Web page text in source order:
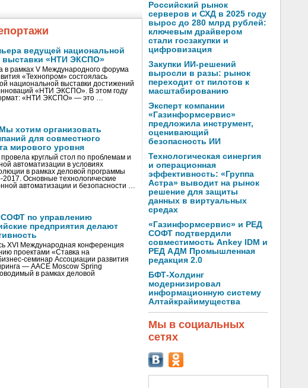
ведущей национальной
выставки «НТИ ЭКСПО»
в рамках V Международного форума
«Технопром» состоялась
национальной выставки достижений
«НТИ ЭКСПО». В этом году
«НТИ ЭКСПО» — это …
хотим организовать
для совместного
мирового уровня
круглый стол по проблемам и
автоматизации в условиях
в рамках деловой программы
Основные технологические
автоматизации и безопасности …
по управлению
предприятия делают
XVI Международная конференция
проектами «Ставка на
семинар Ассоциации развития
— AACE Moscow Spring
в рамках деловой
Российский рынок
серверов и СХД в 2025 году
вырос до 280 млрд рублей:
ключевым драйвером
стали госзакупки и
цифровизация
Закупки ИИ-решений
выросли в разы: рынок
переходит от пилотов к
масштабированию
Эксперт компании
«Газинформсервис»
предложила инструмент,
оценивающий
безопасность ИИ
Технологическая синергия
и операционная
эффективность: «Группа
Астра» выводит на рынок
решение для защиты
данных в виртуальных
средах
«Газинформсервис» и РЕД
СОФТ подтвердили
совместимость Ankey IDM и
РЕД АДМ Промышленная
редакция 2.0
БФТ-Холдинг
модернизировал
информационную систему
Алтайкрайимущества
Мы в социальных
сетях